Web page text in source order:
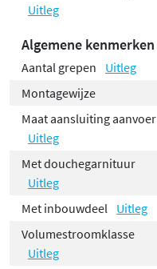
Uitleg
Algemene kenmerken
Aantal grepen Uitleg
Montagewijze
Maat aansluiting aanvoer
Uitleg
Met douchegarnituur
Uitleg
Met inbouwdeel
Uitleg
Volumestroomklasse
Uitleg